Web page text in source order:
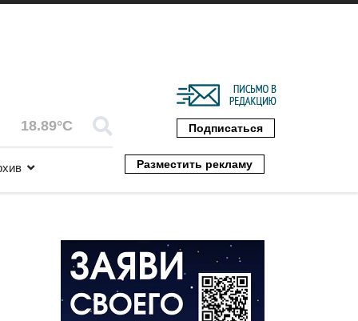
18.89°C Подписаться
Разместить рекламу